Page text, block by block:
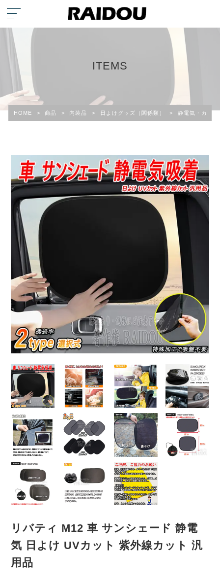
ITEMS
HOME > 商品 > 内装品 > 日よけグッズ（関係類） > 静電気・カー
リバティ M12 車 サンシェード 静電
気 日よけ UVカット 紫外線カット 汎
用品